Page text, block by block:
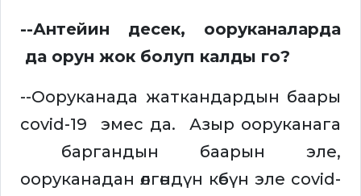
--Антейин десек, ооруканаларда
да орун жок болуп калды го?
--Ооруканада жаткандардын баары
covid-19 эмес да. Азыр ооруканага
баргандын баарын эле,
ооруканадан өлгөндүн көбүн эле covid-